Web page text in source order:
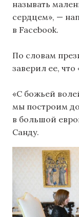
называть
сердцем», —
в Facebook.
По словам
заверил ее,
«С божьей
мы построим
в большой
Санду.